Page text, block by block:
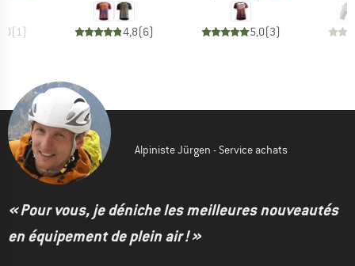
(1) 4,8(6) 5,0(3)
Alpiniste Jürgen - Service achats
« Pour vous, je déniche les meilleures nouveautés
en équipement de plein air ! »